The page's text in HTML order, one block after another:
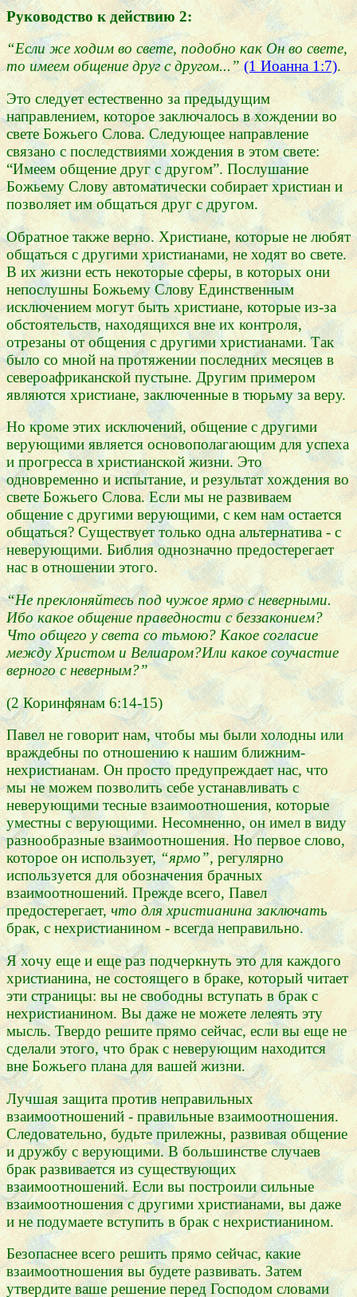
Руководство к действию 2:
“Если же ходим во свете, подобно как Он во свете,
то имеем общение друг с другом...” (1 Иоанна 1:7).
Это следует естественно за предыдущим
направлением, которое заключалось в хождении во
свете Божьего Слова. Следующее направление
связано с последствиями хождения в этом свете:
“Имеем общение друг с другом”. Послушание
Божьему Слову автоматически собирает христиан и
позволяет им общаться друг с другом.
Обратное также верно. Христиане, которые не любят
общаться с другими христианами, не ходят во свете.
В их жизни есть некоторые сферы, в которых они
непослушны Божьему Слову Единственным
исключением могут быть христиане, которые из-за
обстоятельств, находящихся вне их контроля,
отрезаны от общения с другими христианами. Так
было со мной на протяжении последних месяцев в
североафриканской пустыне. Другим примером
являются христиане, заключенные в тюрьму за веру.
Но кроме этих исключений, общение с другими
верующими является основополагающим для успеха
и прогресса в христианской жизни. Это
одновременно и испытание, и результат хождения во
свете Божьего Слова. Если мы не развиваем
общение с другими верующими, с кем нам остается
общаться? Существует только одна альтернатива - с
неверующими. Библия однозначно предостерегает
нас в отношении этого.
“Не преклоняйтесь под чужое ярмо с неверными.
Ибо какое общение праведности с беззаконием?
Что общего у света со тьмою? Какое согласие
между Христом и Велиаром?Или какое соучастие
верного с неверным?”
(2 Коринфянам 6:14-15)
Павел не говорит нам, чтобы мы были холодны или
враждебны по отношению к нашим ближним-
нехристианам. Он просто предупреждает нас, что
мы не можем позволить себе устанавливать с
неверующими тесные взаимоотношения, которые
уместны с верующими. Несомненно, он имел в виду
разнообразные взаимоотношения. Но первое слово,
которое он использует,“ярмо”,регулярно
используется для обозначения брачных
взаимоотношений. Прежде всего, Павел
предостерегает,что для христианина заключать
брак, с нехристианином - всегда неправильно.
Я хочу еще и еще раз подчеркнуть это для каждого
христианина, не состоящего в браке, который читает
эти страницы: вы не свободны вступать в брак с
нехристианином. Вы даже не можете лелеять эту
мысль. Твердо решите прямо сейчас, если вы еще не
сделали этого, что брак с неверующим находится
вне Божьего плана для вашей жизни.
Лучшая защита против неправильных
взаимоотношений - правильные взаимоотношения.
Следовательно, будьте прилежны, развивая общение
и дружбу с верующими. В большинстве случаев
брак развивается из существующих
взаимоотношений. Если вы построили сильные
взаимоотношения с другими христианами, вы даже
и не подумаете вступить в брак с нехристианином.
Безопаснее всего решить прямо сейчас, какие
взаимоотношения вы будете развивать. Затем
утвердите ваше решение перед Господом словами